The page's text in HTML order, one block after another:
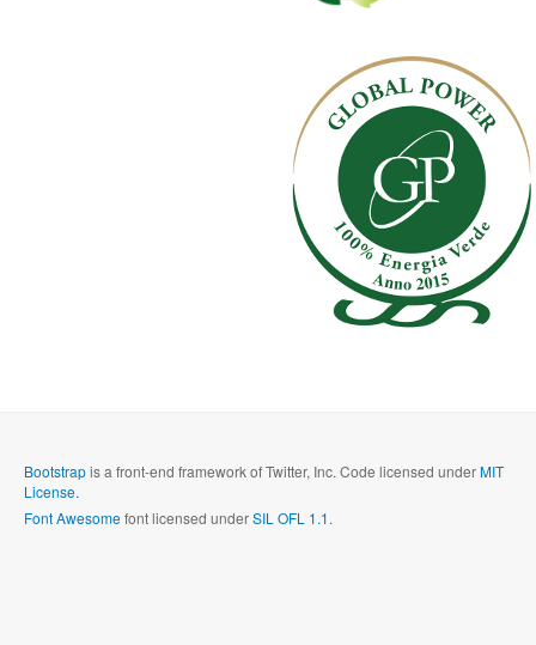
Bootstrapis a front-end framework of Twitter, Inc. Code licensed underMIT
License.
Font Awesomefont licensed underSIL OFL 1.1.